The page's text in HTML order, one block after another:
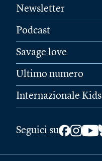
Newsletter
Podcast
Savage love
Ultimo numero
Internazionale Kids
Seguici su